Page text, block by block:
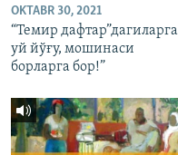
OKTABR 30, 2021
“Темир дафтар”дагиларга
уй йўғу, мошинаси
борларга бор!”